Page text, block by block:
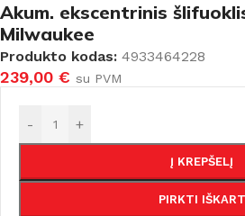
Akum. ekscentrinis
Milwaukee
Produkto kodas: 4933464228
239,00 € su PVM
- +
Į KREPŠELĮ
PIRKTI IŠKART